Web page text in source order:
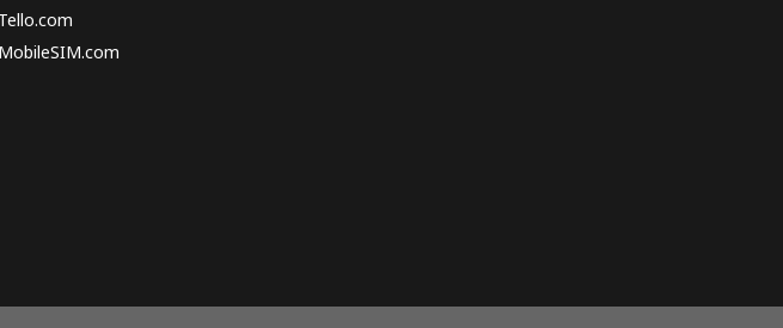
Tello.com
MobileSIM.com